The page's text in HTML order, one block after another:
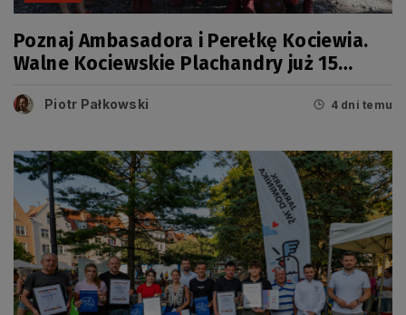
Poznaj Ambasadora i Perełkę Kociewia.
Walne Kociewskie Plachandry już 15
Piotr Pałkowski 4 dni temu